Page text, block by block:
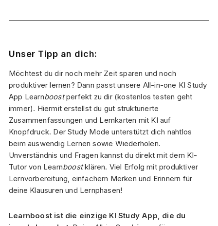
Unser Tipp an dich:
Möchtest du dir noch mehr Zeit sparen und noch
produktiver lernen? Dann passt unsere All-in-one KI Study
App Learnboostperfekt zu dir (kostenlos testen geht
immer). Hiermit erstellst du gut strukturierte
Zusammenfassungen und Lernkarten mit KI auf
Knopfdruck. Der Study Mode unterstützt dich nahtlos
beim auswendig Lernen sowie Wiederholen.
Unverständnis und Fragen kannst du direkt mit dem KI-
Tutor von Learnboostklären. Viel Erfolg mit produktiver
Lernvorbereitung, einfachem Merken und Erinnern für
deine Klausuren und Lernphasen!
Learnboost ist die einzige KI Study App, die du